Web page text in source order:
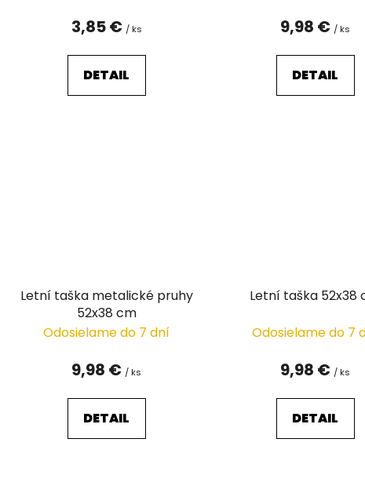
3,85 € / ks
DETAIL
9,98 € / ks
DETAIL
Letní taška metalické pruhy
52x38 cm
Odosielame do 7 dní
9,98 € / ks
DETAIL
Letní taška 52x38
Odosielame do 7
9,98 € / ks
DETAIL